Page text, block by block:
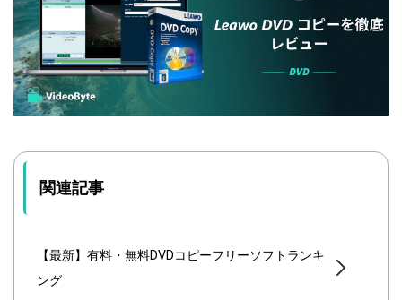
関連記事
【最新】有料・無料DVDコピーフリーソフトランキ
ング